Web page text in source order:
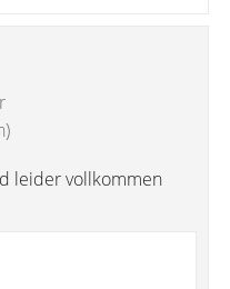
leider vollkommen